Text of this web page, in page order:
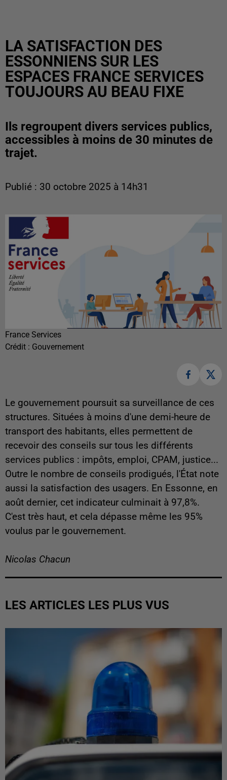
LA SATISFACTION DES
ESSONNIENS SUR LES
ESPACES FRANCE SERVICES
TOUJOURS AU BEAU FIXE
Ils regroupent divers services publics,
accessibles à moins de 30 minutes de
trajet.
Publié : 30 octobre 2025 à 14h31
France Services
Crédit : Gouvernement
Le gouvernement poursuit sa surveillance de ces
structures. Situées à moins d'une demi-heure de
transport des habitants, elles permettent de
recevoir des conseils sur tous les différents
services publics : impôts, emploi, CPAM, justice...
Outre le nombre de conseils prodigués, l'État note
aussi la satisfaction des usagers. En Essonne, en
août dernier, cet indicateur culminait à 97,8%.
C'est très haut, et cela dépasse même les 95%
voulus par le gouvernement.
Nicolas Chacun
LES ARTICLES LES PLUS VUS